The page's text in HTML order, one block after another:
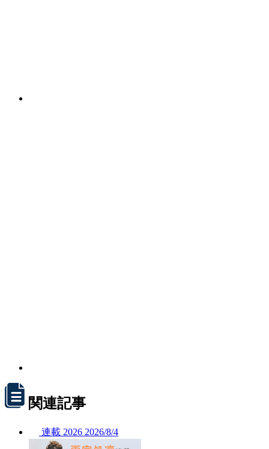
関連記事
連載 2026 2026/8/4